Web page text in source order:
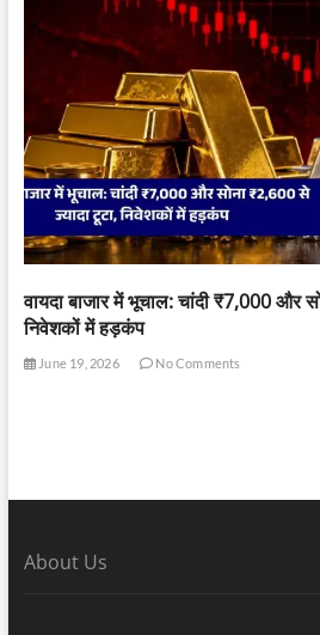
वायदा बाजार में भूचाल: चांदी ₹7,000 और
निवेशकों में हड़कंप
June 19, 2026 No Comments
About Us